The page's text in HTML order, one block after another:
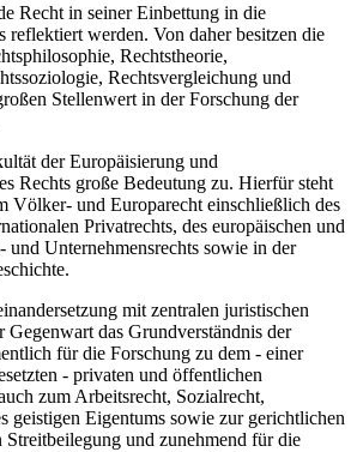
Recht in seiner Einbettung in die
reflektiert werden. Von daher besitzen die
Rechtstheorie,
Rechtsvergleichung und
Stellenwert in der Forschung der
der Europäisierung und
Rechts große Bedeutung zu. Hierfür steht
Völker- und Europarecht einschließlich des
Privatrechts, des europäischen und
und Unternehmensrechts sowie in der
mit zentralen juristischen
Gegenwart das Grundverständnis der
für die Forschung zu dem - einer
- privaten und öffentlichen
zum Arbeitsrecht, Sozialrecht,
geistigen Eigentums sowie zur gerichtlichen
Streitbeilegung und zunehmend für die